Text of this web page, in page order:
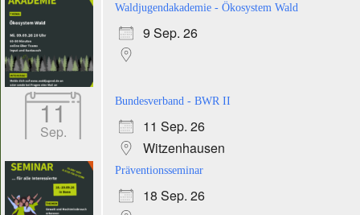
Waldjugendakademie - Ökosystem Wald
9 Sep. 26
11
Sep.
Bundesverband - BWR II
11 Sep. 26
Witzenhausen
Präventionsseminar
18 Sep. 26